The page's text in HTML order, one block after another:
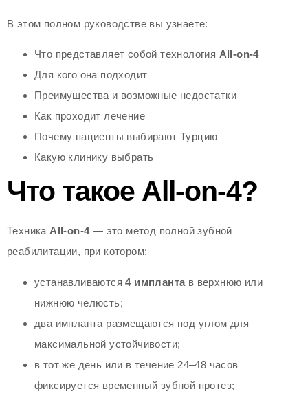
В этом полном руководстве вы узнаете:
Что представляет собой технология All-on-4
Для кого она подходит
Преимущества и возможные недостатки
Как проходит лечение
Почему пациенты выбирают Турцию
Какую клинику выбрать
Что такое All-on-4?
Техника All-on-4— это метод полной зубной
реабилитации, при котором:
устанавливаются4 имплантав верхнюю или
нижнюю челюсть;
два импланта размещаются под углом для
максимальной устойчивости;
в тот же день или в течение 24–48 часов
фиксируется временный зубной протез;